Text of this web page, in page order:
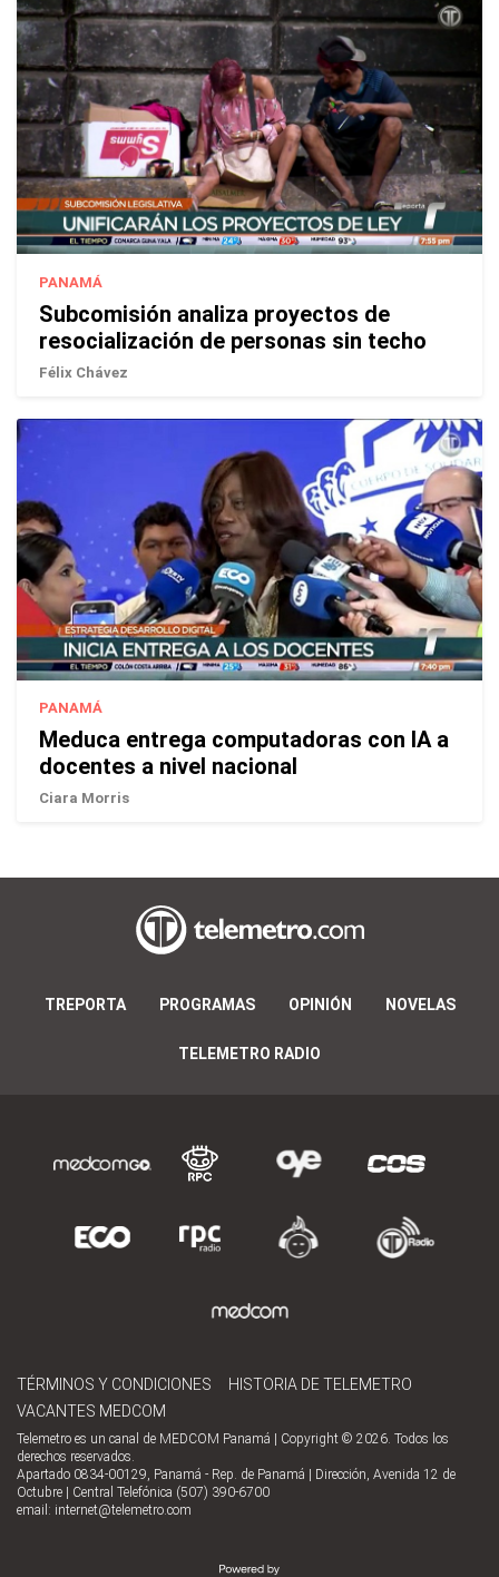
PANAMÁ
Subcomisión analiza proyectos de
resocialización de personas sin techo
Félix Chávez
PANAMÁ
Meduca entrega computadoras con IA a
docentes a nivel nacional
Ciara Morris
TREPORTA PROGRAMAS OPINIÓN NOVELAS
TELEMETRO RADIO
TÉRMINOS Y CONDICIONES
HISTORIA DE TELEMETRO
VACANTES MEDCOM
Telemetro es un canal de MEDCOM Panamá | Copyright © 2026. Todos los
derechos reservados.
Apartado 0834-00129, Panamá - Rep. de Panamá | Dirección, Avenida 12 de
Octubre | Central Telefónica (507) 390-6700
email: internet@telemetro.com